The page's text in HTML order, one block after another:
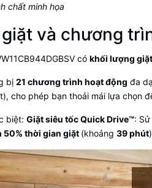
chất minh họa
và chương
có khối lượng giặt
bị 21 chương trình hoạt động đa
, cho phép bạn thoải mái lựa chọn
biệt: Giặt siêu tốc Quick Drive™:
50% thời gian giặt (khoảng 39 phút